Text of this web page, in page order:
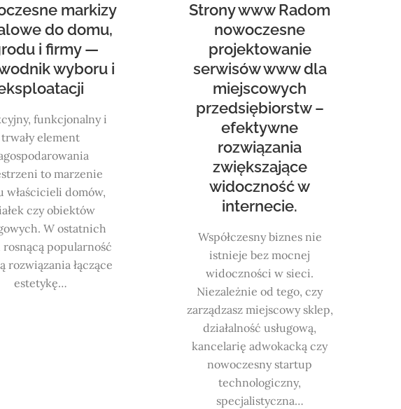
markizy
do domu,
i firmy —
wyboru i
funkcjonalny i
trwały element
to marzenie
właścicieli domów,
czy obiektów
W ostatnich
rosnącą popularność
rozwiązania łączące
estetykę…
Strony www Radom
nowoczesne
projektowanie
serwisów www dla
miejscowych
przedsiębiorstw –
efektywne
rozwiązania
zwiększające
widoczność w
internecie.
Współczesny biznes nie
istnieje bez mocnej
widoczności w sieci.
Niezależnie od tego, czy
zarządzasz miejscowy sklep,
działalność usługową,
kancelarię adwokacką czy
nowoczesny startup
technologiczny,
specjalistyczna…